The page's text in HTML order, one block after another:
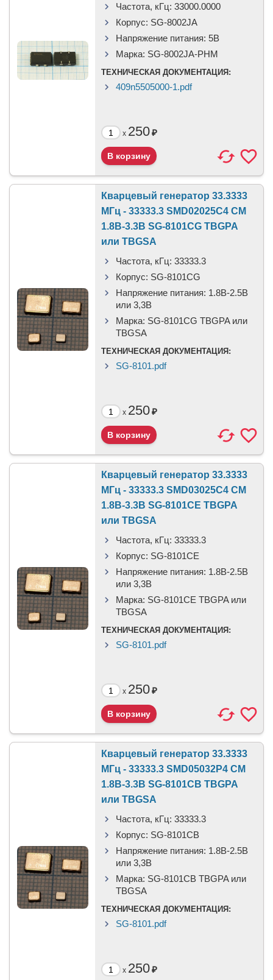
Частота, кГц: 33000.0000
Корпус: SG-8002JA
Напряжение питания: 5В
Марка: SG-8002JA-PHM
ТЕХНИЧЕСКАЯ ДОКУМЕНТАЦИЯ:
409n5505000-1.pdf
x 250₽
Кварцевый генератор 33.3333
МГц - 33333.3 SMD02025C4 CM
1.8В-3.3В SG-8101CG TBGPA
или TBGSA
Частота, кГц: 33333.3
Корпус: SG-8101CG
Напряжение питания: 1.8В-2.5B
или 3,3B
Марка: SG-8101CG TBGPA или
TBGSA
ТЕХНИЧЕСКАЯ ДОКУМЕНТАЦИЯ:
SG-8101.pdf
x 250₽
Кварцевый генератор 33.3333
МГц - 33333.3 SMD03025C4 CM
1.8В-3.3В SG-8101CE TBGPA
или TBGSA
Частота, кГц: 33333.3
Корпус: SG-8101CE
Напряжение питания: 1.8В-2.5B
или 3,3B
Марка: SG-8101CE TBGPA или
TBGSA
ТЕХНИЧЕСКАЯ ДОКУМЕНТАЦИЯ:
SG-8101.pdf
x 250₽
Кварцевый генератор 33.3333
МГц - 33333.3 SMD05032P4 CM
1.8В-3.3В SG-8101CB TBGPA
или TBGSA
Частота, кГц: 33333.3
Корпус: SG-8101CB
Напряжение питания: 1.8В-2.5B
или 3,3B
Марка: SG-8101CB TBGPA или
TBGSA
ТЕХНИЧЕСКАЯ ДОКУМЕНТАЦИЯ:
SG-8101.pdf
x 250₽